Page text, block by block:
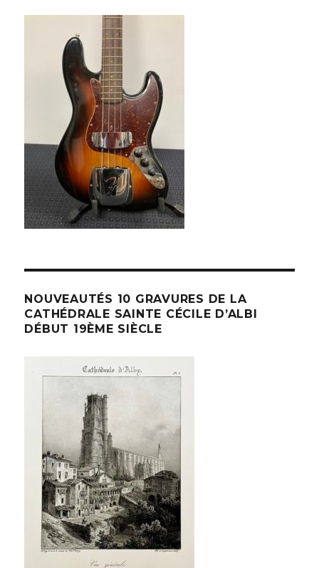
NOUVEAUTÉS 10 GRAVURES DE LA
CATHÉDRALE SAINTE CÉCILE D’ALBI
DÉBUT 19ÈME SIÈCLE